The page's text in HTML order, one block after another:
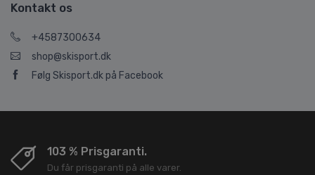
Kontakt os
+4587300634
shop@skisport.dk
Følg Skisport.dk på Facebook
103 % Prisgaranti.
Du får prisgaranti på alle varer.